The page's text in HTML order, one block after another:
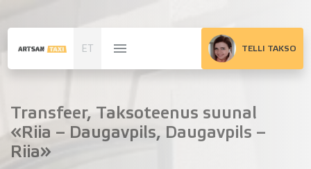
ET TELLI TAKSO
Transfeer, Taksoteenus suunal
«Riia – Daugavpils, Daugavpils –
Riia»